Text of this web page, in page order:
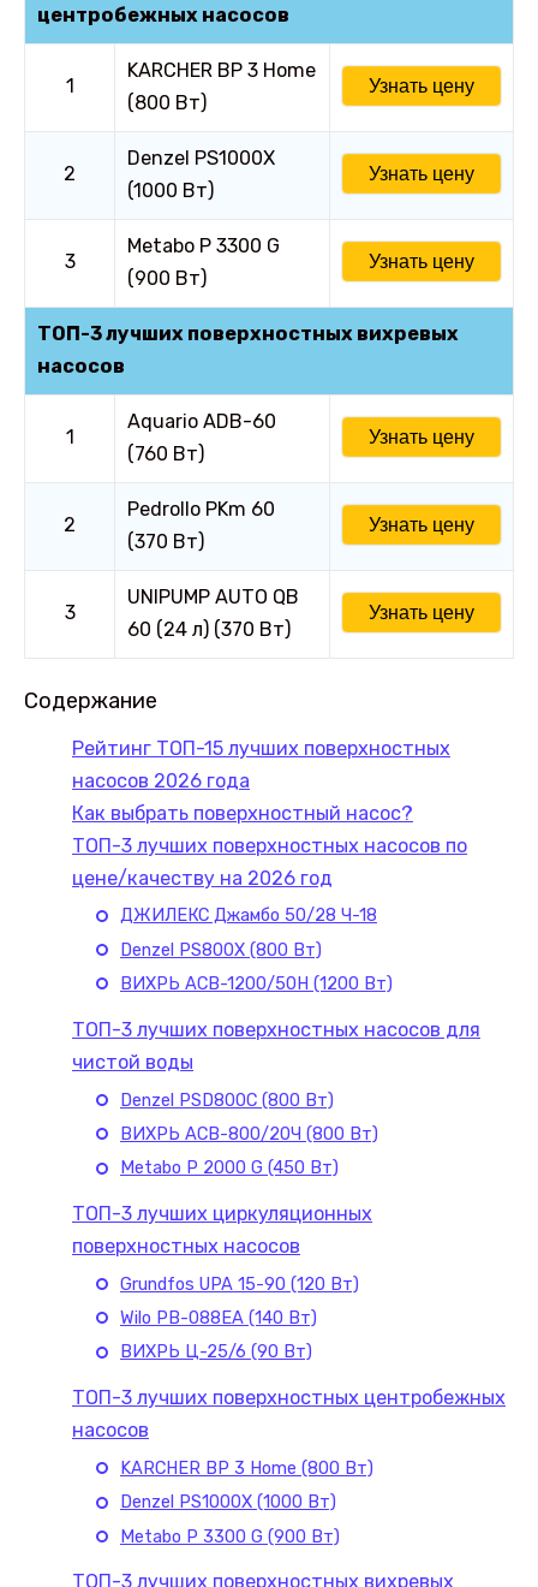
центробежных насосов
1
KARCHER BP 3 Home
(800 Вт)
Узнать цену
2
Denzel PS1000X
(1000 Вт)
Узнать цену
3
Metabo P 3300 G
(900 Вт)
Узнать цену
ТОП-3 лучших поверхностных вихревых
насосов
1
Aquario ADB-60
(760 Вт)
Узнать цену
2
Pedrollo PKm 60
(370 Вт)
Узнать цену
3
UNIPUMP AUTO QB
60 (24 л) (370 Вт)
Узнать цену
Содержание
Рейтинг ТОП-15 лучших поверхностных
насосов 2026 года
Как выбрать поверхностный насос?
ТОП-3 лучших поверхностных насосов по
цене/качеству на 2026 год
ДЖИЛЕКС Джамбо 50/28 Ч-18
Denzel PS800X (800 Вт)
ВИХРЬ АСВ-1200/50Н (1200 Вт)
ТОП-3 лучших поверхностных насосов для
чистой воды
Denzel PSD800C (800 Вт)
ВИХРЬ АСВ-800/20Ч (800 Вт)
Metabo P 2000 G (450 Вт)
ТОП-3 лучших циркуляционных
поверхностных насосов
Grundfos UPA 15-90 (120 Вт)
Wilo PB-088EA (140 Вт)
ВИХРЬ Ц-25/6 (90 Вт)
ТОП-3 лучших поверхностных центробежных
насосов
KARCHER BP 3 Home (800 Вт)
Denzel PS1000X (1000 Вт)
Metabo P 3300 G (900 Вт)
ТОП-3 лучших поверхностных вихревых